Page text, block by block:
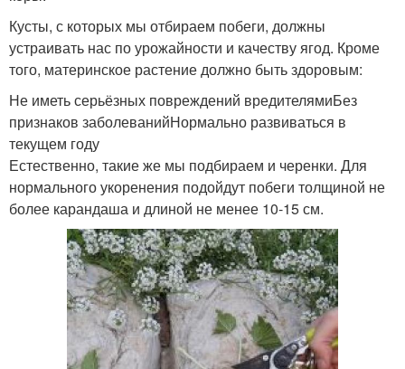
Кусты, с которых мы отбираем побеги, должны
устраивать нас по урожайности и качеству ягод. Кроме
того, материнское растение должно быть здоровым:
Не иметь серьёзных повреждений вредителямиБез
признаков заболеванийНормально развиваться в
текущем году
Естественно, такие же мы подбираем и черенки. Для
нормального укоренения подойдут побеги толщиной не
более карандаша и длиной не менее 10-15 см.